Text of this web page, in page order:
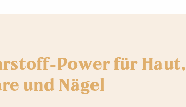
Power für Haut,
und Nägel